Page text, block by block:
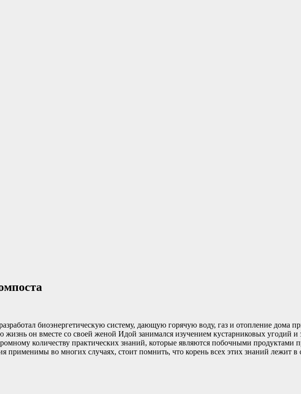
биоэнергетическую систему, дающую горячую воду, газ и отопление дома
он вместе со своей женой Идой занимался изучением кустарниковых угодий и
количеству практических знаний, которые являются побочными продуктами
во многих случаях, стоит помнить, что корень всех этих знаний лежит в